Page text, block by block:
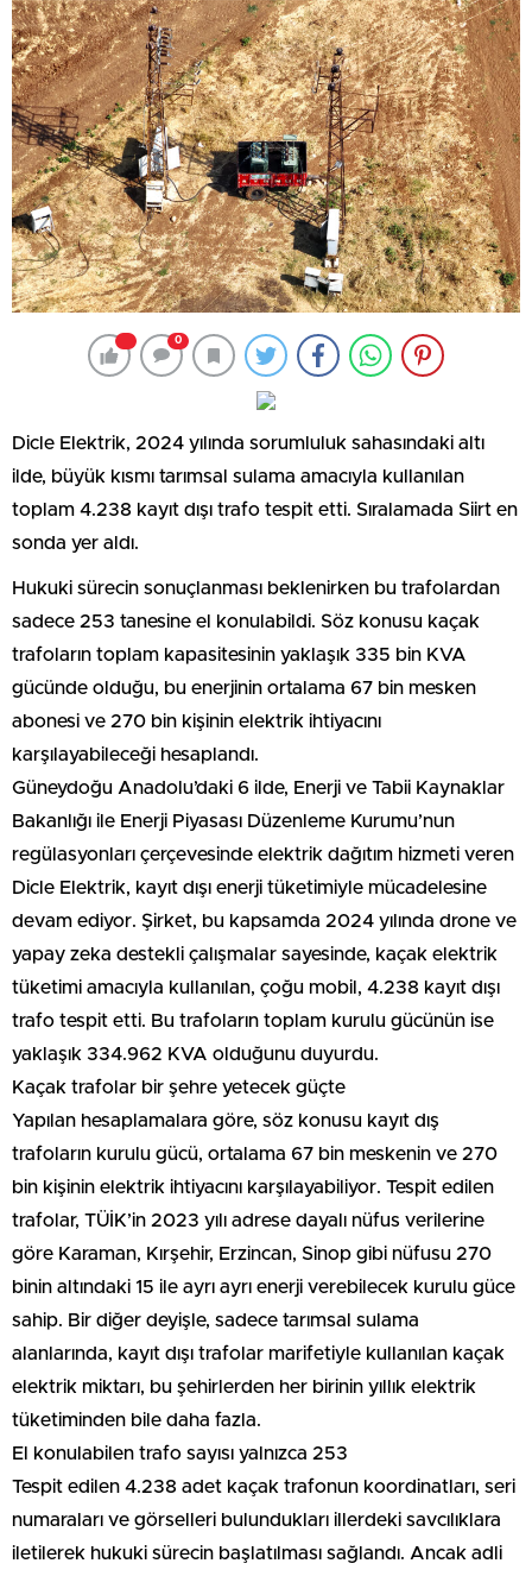
0
Dicle Elektrik, 2024 yılında sorumluluk sahasındaki altı
ilde, büyük kısmı tarımsal sulama amacıyla kullanılan
toplam 4.238 kayıt dışı trafo tespit etti. Sıralamada Siirt en
sonda yer aldı.
Hukuki sürecin sonuçlanması beklenirken bu trafolardan
sadece 253 tanesine el konulabildi. Söz konusu kaçak
trafoların toplam kapasitesinin yaklaşık 335 bin KVA
gücünde olduğu, bu enerjinin ortalama 67 bin mesken
abonesi ve 270 bin kişinin elektrik ihtiyacını
karşılayabileceği hesaplandı.
Güneydoğu Anadolu’daki 6 ilde, Enerji ve Tabii Kaynaklar
Bakanlığı ile Enerji Piyasası Düzenleme Kurumu’nun
regülasyonları çerçevesinde elektrik dağıtım hizmeti veren
Dicle Elektrik, kayıt dışı enerji tüketimiyle mücadelesine
devam ediyor. Şirket, bu kapsamda 2024 yılında drone ve
yapay zeka destekli çalışmalar sayesinde, kaçak elektrik
tüketimi amacıyla kullanılan, çoğu mobil, 4.238 kayıt dışı
trafo tespit etti. Bu trafoların toplam kurulu gücünün ise
yaklaşık 334.962 KVA olduğunu duyurdu.
Kaçak trafolar bir şehre yetecek güçte
Yapılan hesaplamalara göre, söz konusu kayıt dış
trafoların kurulu gücü, ortalama 67 bin meskenin ve 270
bin kişinin elektrik ihtiyacını karşılayabiliyor. Tespit edilen
trafolar, TÜİK’in 2023 yılı adrese dayalı nüfus verilerine
göre Karaman, Kırşehir, Erzincan, Sinop gibi nüfusu 270
binin altındaki 15 ile ayrı ayrı enerji verebilecek kurulu güce
sahip. Bir diğer deyişle, sadece tarımsal sulama
alanlarında, kayıt dışı trafolar marifetiyle kullanılan kaçak
elektrik miktarı, bu şehirlerden her birinin yıllık elektrik
tüketiminden bile daha fazla.
El konulabilen trafo sayısı yalnızca 253
Tespit edilen 4.238 adet kaçak trafonun koordinatları, seri
numaraları ve görselleri bulundukları illerdeki savcılıklara
iletilerek hukuki sürecin başlatılması sağlandı. Ancak adli